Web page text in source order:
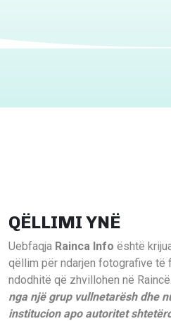
QËLLIMI YNË
Uebfaqja Rainca Info është
qëllim për ndarjen fotografive të
ndodhitë që zhvillohen në Raincë.
nga një grup vullnetarësh dhe
institucion apo autoritet